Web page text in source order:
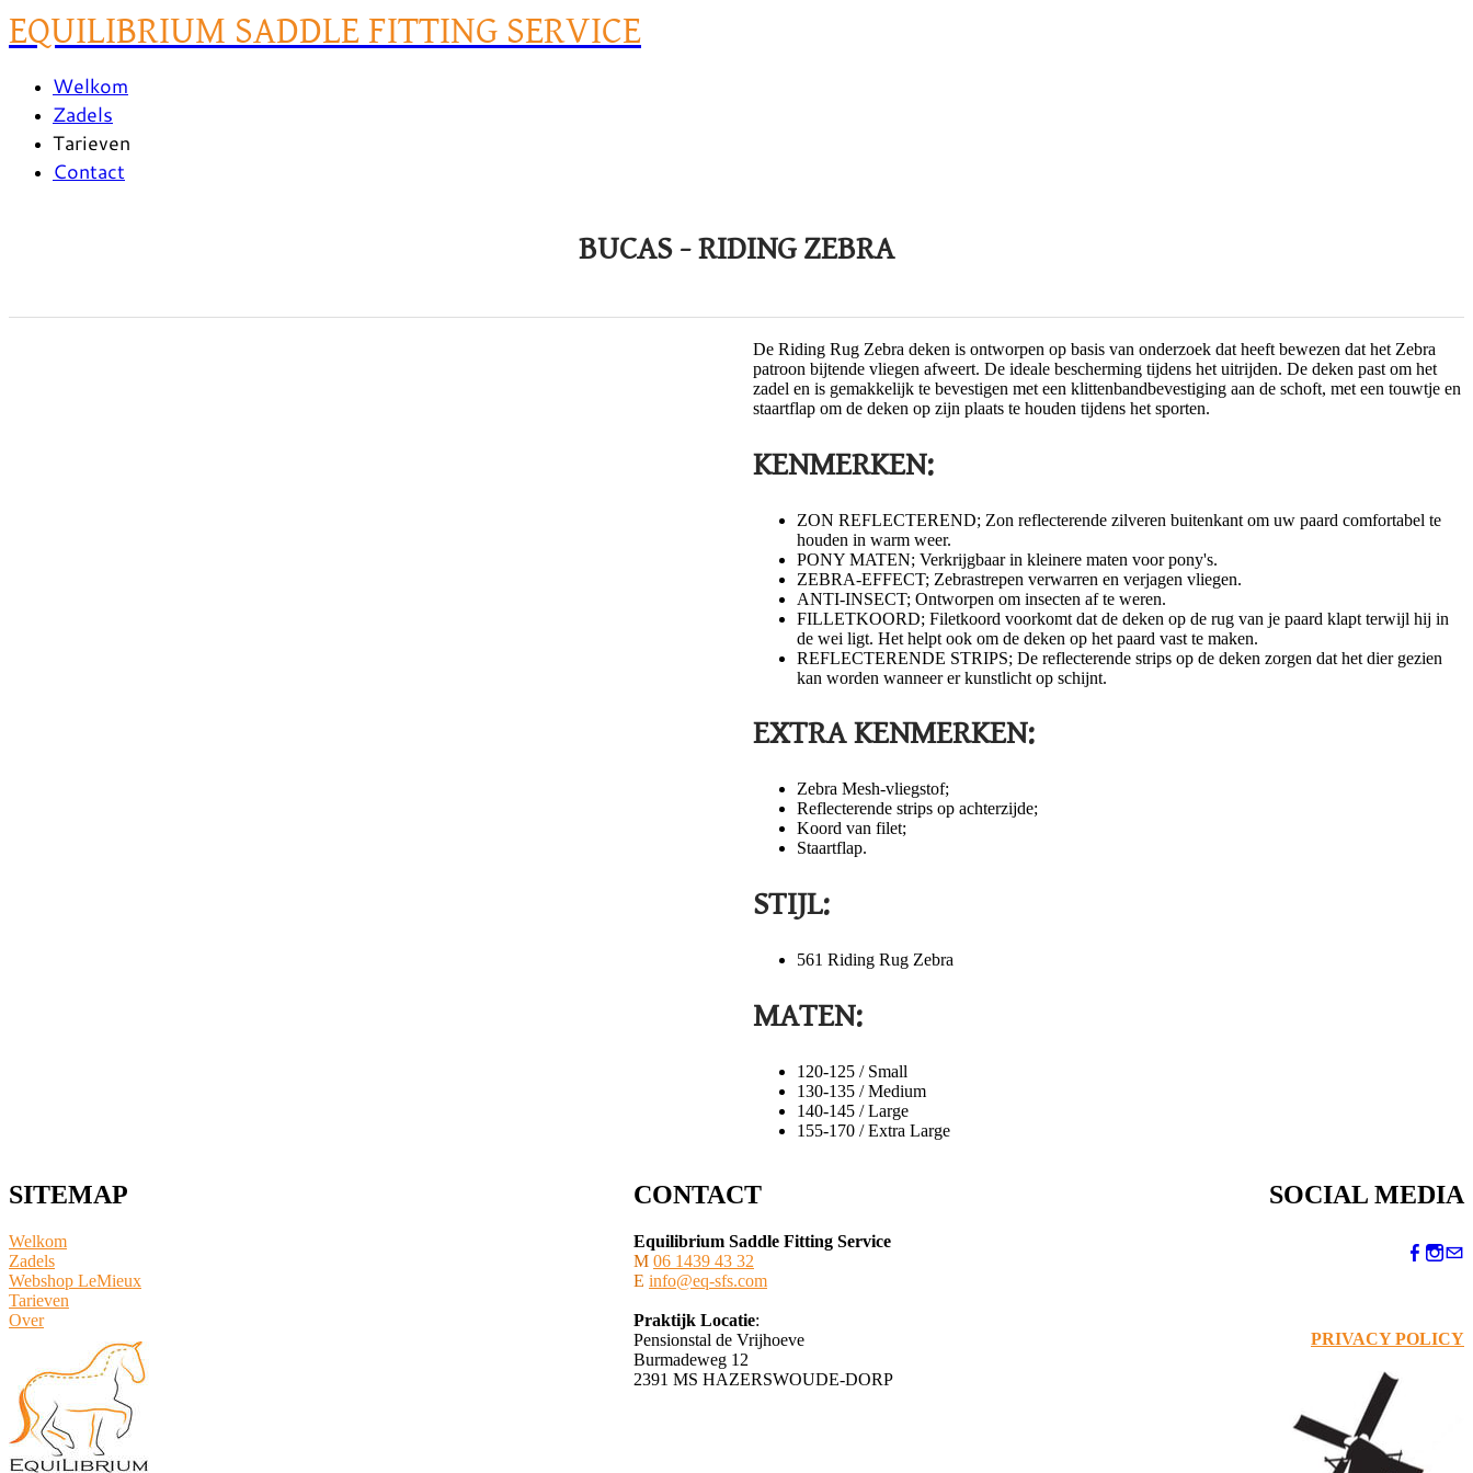
EQUILIBRIUM SADDLE FITTING SERVICE
Welkom
Zadels
Tarieven
Contact
BUCAS - RIDING ZEBRA
De Riding Rug Zebra deken is ontworpen op basis van onderzoek dat heeft bewezen dat het Zebra
patroon bijtende vliegen afweert. De ideale bescherming tijdens het uitrijden. De deken past om het
zadel en is gemakkelijk te bevestigen met een klittenbandbevestiging aan de schoft, met een touwtje en
staartflap om de deken op zijn plaats te houden tijdens het sporten.
KENMERKEN:
​ZON REFLECTEREND; Zon reflecterende zilveren buitenkant om uw paard comfortabel te
houden in warm weer.
PONY MATEN; Verkrijgbaar in kleinere maten voor pony's.
ZEBRA-EFFECT; Zebrastrepen verwarren en verjagen vliegen.
ANTI-INSECT; Ontworpen om insecten af te weren.
FILLETKOORD; Filetkoord voorkomt dat de deken op de rug van je paard klapt terwijl hij in
de wei ligt. Het helpt ook om de deken op het paard vast te maken.
REFLECTERENDE STRIPS; De reflecterende strips op de deken zorgen dat het dier gezien
kan worden wanneer er kunstlicht op schijnt.
EXTRA KENMERKEN:
​Zebra Mesh-vliegstof;
Reflecterende strips op achterzijde;
Koord van filet;
Staartflap.
STIJL:
561 Riding Rug Zebra
MATEN:
120-125 / Small
130-135 / Medium
140-145 / Large
155-170 / Extra Large
SITEMAP
Welkom
Zadels
Webshop LeMieux
​Tarieven
Over
CONTACT
Equilibrium Saddle Fitting Service
M 06 1439 43 32
E info@eq-sfs.com
Praktijk Locatie:
Pensionstal de Vrijhoeve
Burmadeweg 12
​2391 MS HAZERSWOUDE-DORP
SOCIAL MEDIA
PRIVACY POLICY